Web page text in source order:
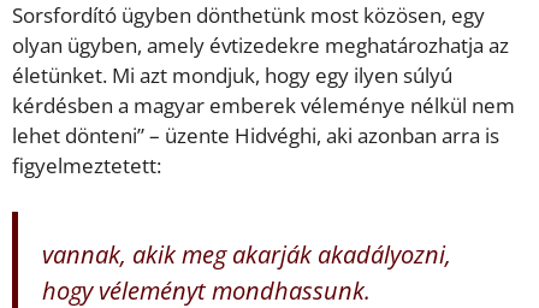
Sorsfordító ügyben dönthetünk most közösen, egy
olyan ügyben, amely évtizedekre meghatározhatja az
életünket. Mi azt mondjuk, hogy egy ilyen súlyú
kérdésben a magyar emberek véleménye nélkül nem
lehet dönteni” – üzente Hidvéghi, aki azonban arra is
figyelmeztetett:
vannak, akik meg akarják akadályozni,
hogy véleményt mondhassunk.